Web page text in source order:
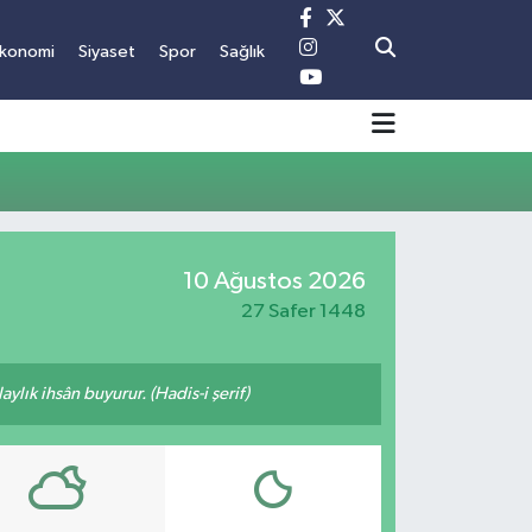
Siyaset Spor Sağlık
10 Ağustos 2026
27 Safer 1448
ihsân buyurur. (Hadis-i şerif)